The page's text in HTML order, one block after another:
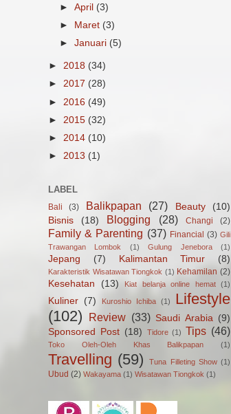
►April (3)
►
Maret (3)
►Januari (5)
► 2018 (34)
► 2017 (28)
► 2016 (49)
► 2015 (32)
► 2014 (10)
► 2013 (1)
LABEL
Bali (3) Balikpapan (27) Beauty
(10)
Bisnis
(18) Blogging (28) Changi (2)
Family & Parenting (37) Financial (3) Gili
Trawangan Lombok
(1) Gulung Jenebora (1)
Jepang (7) Kalimantan Timur (8)
Karakteristik Wisatawan Tiongkok (1) Kehamilan (2)
Kesehatan (13) Kiat belanja online hemat (1)
Kuliner (7) Kuroshio Ichiba (1)
Lifestyle
(102)
Review (33) Saudi Arabia (9)
Sponsored Post (18) Tidore (1) Tips (46)
Toko Oleh-Oleh Khas Balikpapan (1)
Travelling (59) Tuna Filleting Show (1)
Ubud (2) Wakayama (1) Wisatawan Tiongkok (1)